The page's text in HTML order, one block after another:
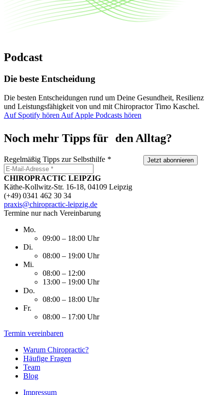
Podcast
Die beste Entscheidung
Die besten Entscheidungen rund um Deine Gesundheit, Resilienz
und Leistungsfähigkeit von und mit Chiropractor Timo Kaschel.
Auf Spotify hören Auf Apple Podcasts hören
Noch mehr Tipps für den Alltag?
Regelmäßig Tipps zur Selbsthilfe * Jetzt abonnieren
CHIROPRACTIC LEIPZIG
Käthe-Kollwitz-Str. 16-18, 04109 Leipzig
(+49) 0341 462 30 34
praxis@chiropractic-leipzig.de
Termine nur nach Vereinbarung
Mo.
09:00 – 18:00 Uhr
Di.
08:00 – 19:00 Uhr
Mi.
08:00 – 12:00
13:00 – 19:00 Uhr
Do.
08:00 – 18:00 Uhr
Fr.
08:00 – 17:00 Uhr
Termin vereinbaren
Warum Chiropractic?
Häufige Fragen
Team
Blog
Impressum